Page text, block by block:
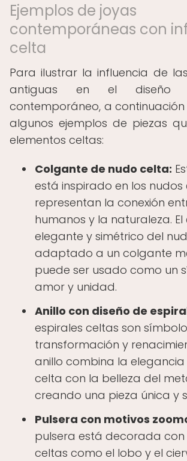
Ejemplos de joyas
contemporáneas con
celta
Para ilustrar la influencia de
antiguas en el diseño
contemporáneo, a
algunos ejemplos de piezas
elementos celtas:
Colgante de nudo celta:
está inspirado en los nudos
representan la conexión
humanos y la naturaleza. El
elegante y simétrico del
adaptado a un colgante
puede ser usado como un
amor y unidad.
Anillo con diseño de
espirales celtas son
transformación y
anillo combina la
celta con la belleza del
creando una pieza única y
Pulsera con motivos
pulsera está decorada con
celtas como el lobo y el